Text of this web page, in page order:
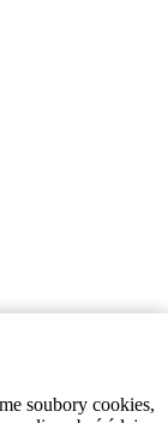
soubory cookies,